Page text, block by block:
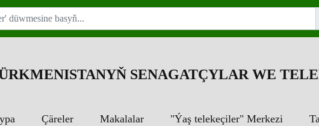
SENAGATÇYLAR WE
Çäreler Makalalar "Ýaş telekeçiler" Merkezi